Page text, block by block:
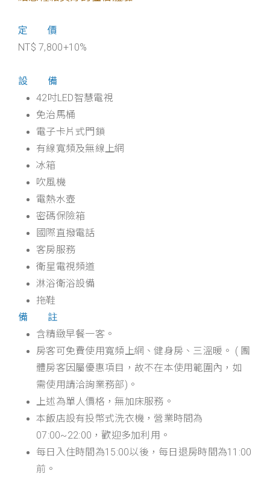
定 價
NT$ 7,800+10%
設 備
42吋LED智慧電視
免治馬桶
電子卡片式門鎖
有線寬頻及無線上網
冰箱
吹風機
電熱水壺
密碼保險箱
國際直撥電話
客房服務
衛星電視頻道
淋浴衛浴設備
拖鞋
備 註
含精緻早餐一客。
房客可免費使用寬頻上網、健身房、三溫暖。 ( 團
體房客因屬優惠項目，故不在本使用範圍內，如
需使用請洽詢業務部)。
上述為單人價格，無加床服務。
本飯店設有投幣式洗衣機，營業時間為
07:00~22:00，歡迎多加利用。
每日入住時間為15:00以後，每日退房時間為11:00
前。